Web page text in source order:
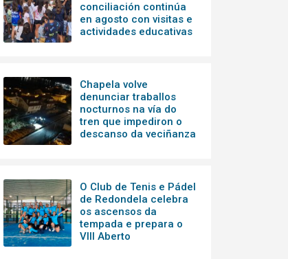
conciliación continúa
en agosto con visitas e
actividades educativas
Chapela volve
denunciar traballos
nocturnos na vía do
tren que impediron o
descanso da veciñanza
O Club de Tenis e Pádel
de Redondela celebra
os ascensos da
tempada e prepara o
VIII Aberto